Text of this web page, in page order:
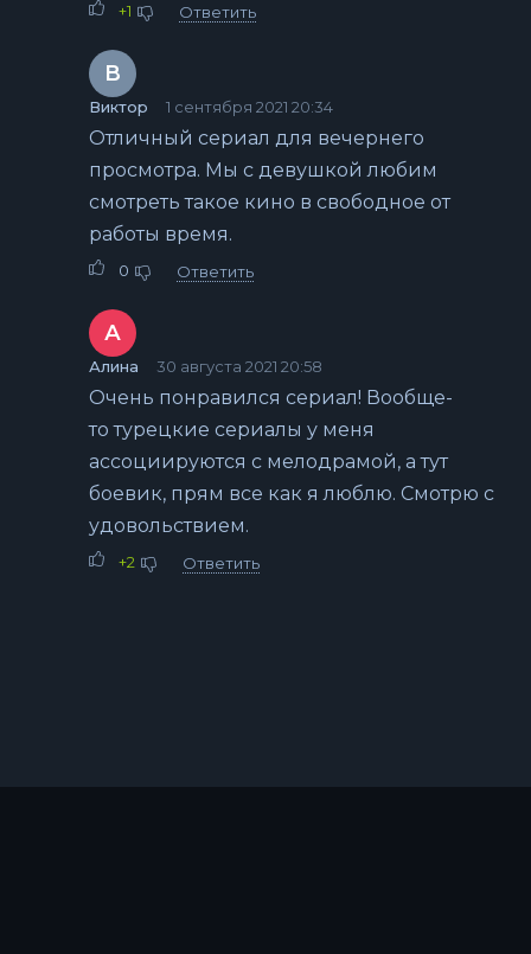
+1 Ответить
В
Виктор 1 сентября 2021 20:34
Отличный сериал для вечернего
просмотра. Мы с девушкой любим
смотреть такое кино в свободное от
работы время.
0 Ответить
А
Алина 30 августа 2021 20:58
Очень понравился сериал! Вообще-
то турецкие сериалы у меня
ассоциируются с мелодрамой, а тут
боевик, прям все как я люблю. Смотрю с
удовольствием.
+2 Ответить